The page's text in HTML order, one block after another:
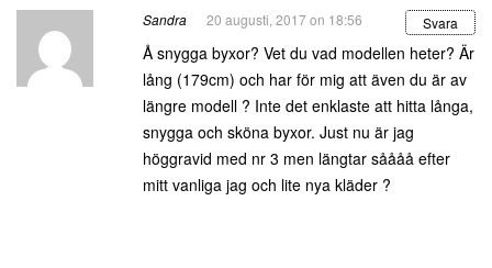
Sandra 20 augusti, 2017 on 18:56 Svara
Å snygga byxor? Vet du vad modellen heter? Är
lång (179cm) och har för mig att även du är av
längre modell ? Inte det enklaste att hitta långa,
snygga och sköna byxor. Just nu är jag
höggravid med nr 3 men längtar såååå efter
mitt vanliga jag och lite nya kläder ?